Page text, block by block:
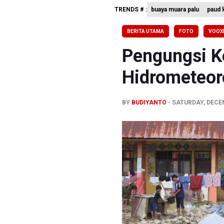
Bank
TRENDS # : buaya muara palu paud
BERITA UTAMA FOTO
Pengungsi
BY BUDIYANTO SATURDAY,